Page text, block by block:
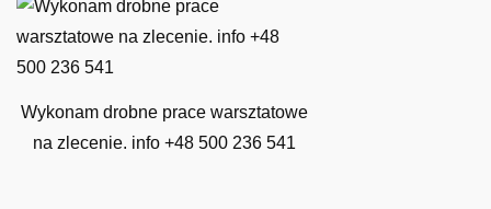
Wykonam drobne prace warsztatowe
na zlecenie. info +48 500 236 541